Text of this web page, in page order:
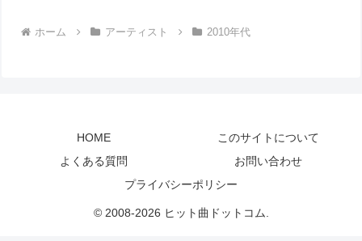
ホーム アーティスト 2010年代
HOME
このサイトについて
よくある質問
お問い合わせ
プライバシーポリシー
© 2008-2026 ヒット曲ドットコム.